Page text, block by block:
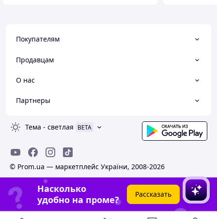
Покупателям
Продавцам
О нас
Партнеры
Тема - светлая BETA
© Prom.ua — маркетплейс України, 2008-2026
Насколько
удобно на проме?
Рассказать